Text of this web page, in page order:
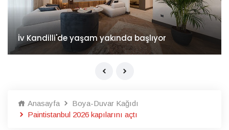
İv Kandilli'de yaşam yakında başlıyor
Anasayfa
Boya-Duvar Kağıdı
Paintistanbul 2026 kapılarını açtı